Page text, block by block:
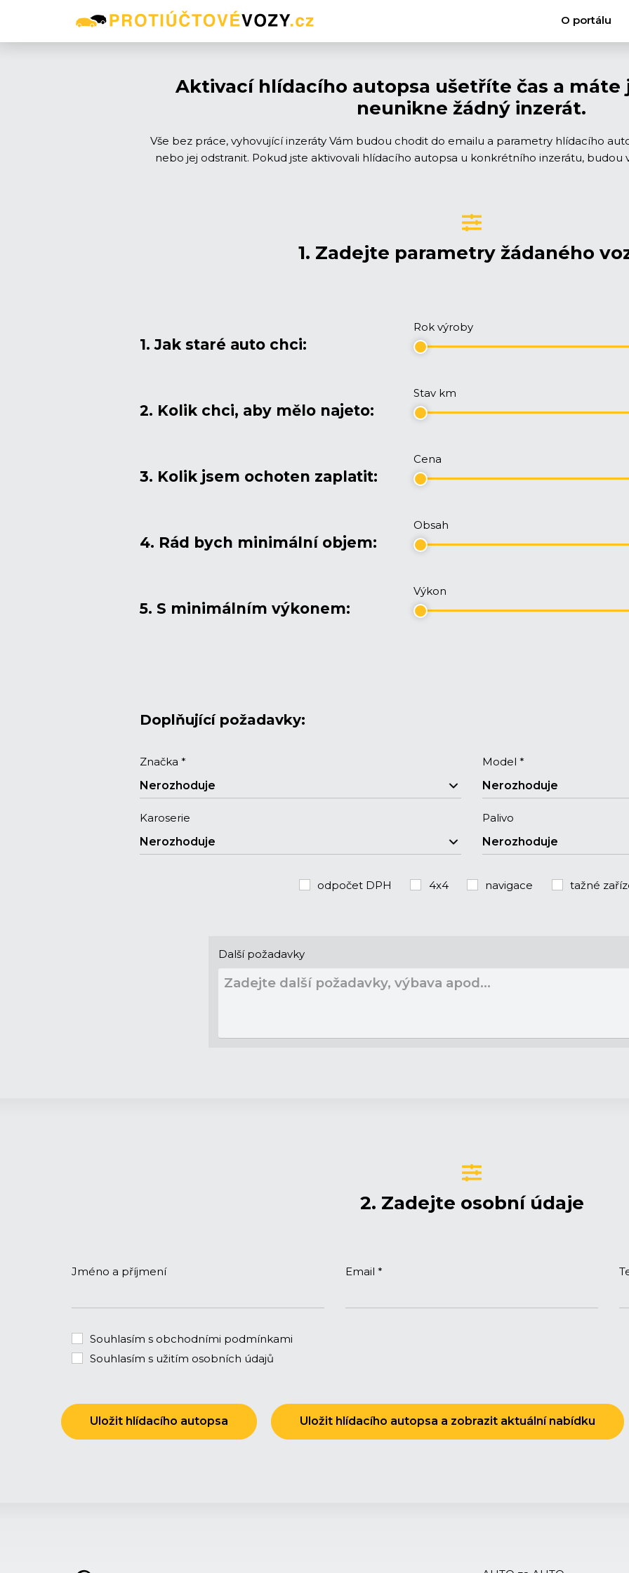
O portálu
Aktivací hlídacího autopsa ušetříte čas a máte
neunikne žádný inzerát.
Vše bez práce, vyhovující inzeráty Vám budou chodit do emailu a parametry hlídacího
nebo jej odstranit. Pokud jste aktivovali hlídacího autopsa u konkrétního inzerátu,
1. Zadejte parametry žádaného
1. Jak staré auto chci:
Rok výroby
2. Kolik chci, aby mělo najeto:
Stav km
3. Kolik jsem ochoten zaplatit:
Cena
4. Rád bych minimální objem:
Obsah
5. S minimálním výkonem:
Výkon
Doplňující požadavky:
Značka *
Nerozhoduje
Model *
Nerozhoduje
Karoserie
Nerozhoduje
Palivo
Nerozhoduje
odpočet DPH 4x4 navigace tažné
Další požadavky
2. Zadejte osobní údaje
Jméno a příjmení Email *
Souhlasím s obchodními podmínkami
Souhlasím s užitím osobních údajů